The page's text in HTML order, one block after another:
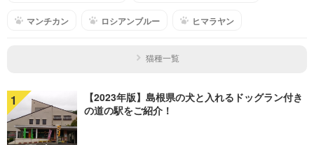
マンチカン ロシアンブルー ヒマラヤン
猫種一覧
1
【2023年版】島根県の犬と入れるドッグラン付き
の道の駅をご紹介！